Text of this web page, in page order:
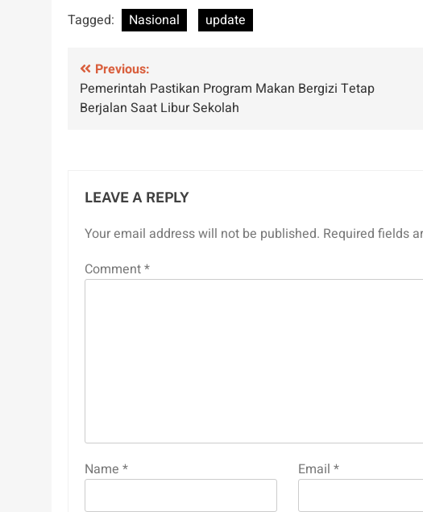
Tagged: Nasional update
Post
navigation
Previous:
Pemerintah Pastikan Program Makan Bergizi Tetap
Berjalan Saat Libur Sekolah
LEAVE A REPLY
Your email address will not be published. Required fields
Comment*
Name * Email*